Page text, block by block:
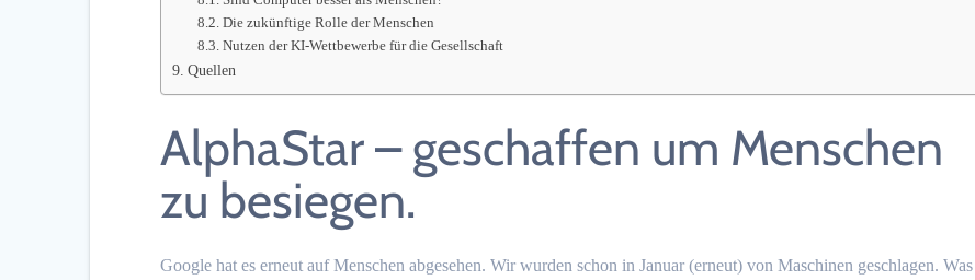
Die zukünftige Rolle der Menschen
Nutzen der KI-Wettbewerbe für die Gesellschaft
Quellen
AlphaStar – geschaffen um Menschen
zu besiegen.
Google hat es erneut auf Menschen abgesehen. Wir wurden schon in Januar (erneut) von Maschinen geschlagen. Was